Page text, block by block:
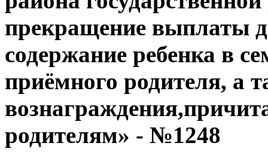
прекращение выплаты
содержание ребенка в
приёмного родителя, а
родителям» - №1248